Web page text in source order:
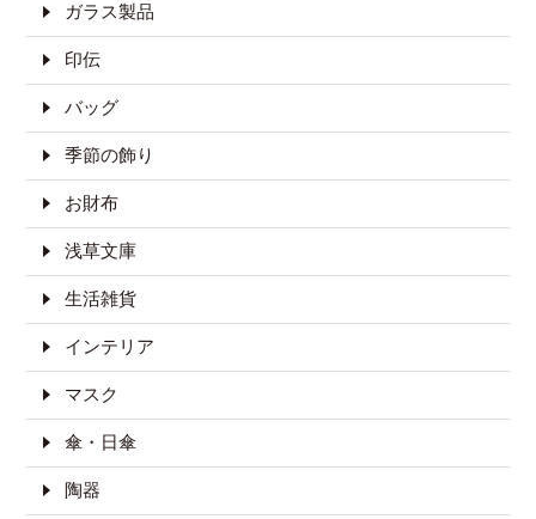
ガラス製品
印伝
バッグ
季節の飾り
お財布
浅草文庫
生活雑貨
インテリア
マスク
傘・日傘
陶器